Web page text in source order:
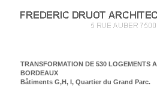
TRANSFORMATION DE 530 LOGEMENTS A
BORDEAUX
Bâtiments G,H, I, Quartier du Grand Parc.